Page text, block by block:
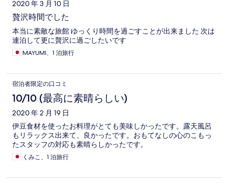
2020 年 3 月 10 日
贅沢時間でした
本当に素敵な旅館 ゆっくり時間を過ごすことが出来ました 次は
連泊して更に贅沢に過ごしたいです
MAYUMI、1 泊旅行
宿泊者限定の口コミ
10/10 (最高に素晴らしい)
2020 年 2 月 19 日
伊豆食材を使ったお料理がとても美味しかったです。露天風呂
もリラックス出来て、良かったです。おもてなしの心のこもっ
たスタッフの対応も素晴らしかったです。
くみこ、1 泊旅行